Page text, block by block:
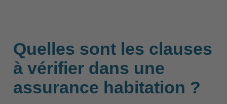
Quelles sont les clauses
à vérifier dans une
assurance habitation ?